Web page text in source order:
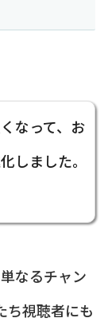
なって、お
しました。
なるチャン
ち視聴者にも